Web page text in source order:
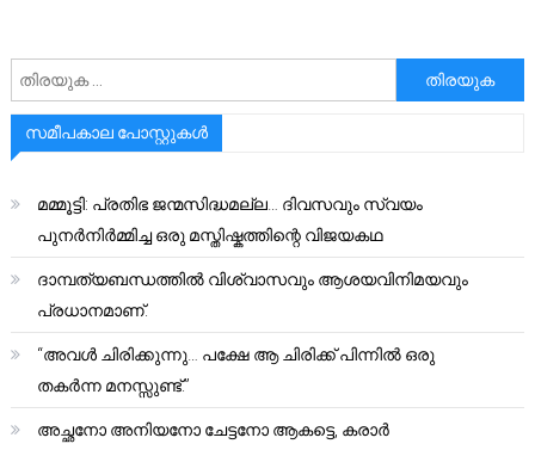
അനേഷിക്കുക
സമീപകാല പോസ്റ്റുകൾ
മമ്മൂട്ടി: പ്രതിഭ ജന്മസിദ്ധമല്ല… ദിവസവും സ്വയം
പുനർനിർമ്മിച്ച ഒരു മസ്തിഷ്കത്തിന്റെ വിജയകഥ
ദാമ്പത്യബന്ധത്തിൽ വിശ്വാസവും ആശയവിനിമയവും
പ്രധാനമാണ്.
“അവൾ ചിരിക്കുന്നു… പക്ഷേ ആ ചിരിക്ക് പിന്നിൽ ഒരു
തകർന്ന മനസ്സുണ്ട്.”
അച്ഛനോ അനിയനോ ചേട്ടനോ ആകട്ടെ, കരാർ